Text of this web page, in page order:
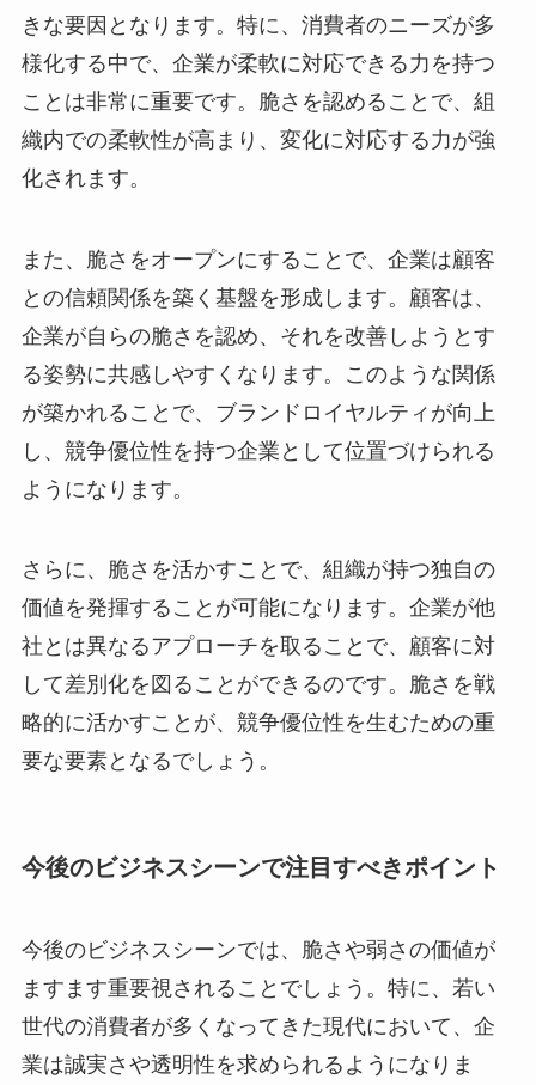
きな要因となります。特に、消費者のニーズが多
様化する中で、企業が柔軟に対応できる力を持つ
ことは非常に重要です。脆さを認めることで、組
織内での柔軟性が高まり、変化に対応する力が強
化されます。
また、脆さをオープンにすることで、企業は顧客
との信頼関係を築く基盤を形成します。顧客は、
企業が自らの脆さを認め、それを改善しようとす
る姿勢に共感しやすくなります。このような関係
が築かれることで、ブランドロイヤルティが向上
し、競争優位性を持つ企業として位置づけられる
ようになります。
さらに、脆さを活かすことで、組織が持つ独自の
価値を発揮することが可能になります。企業が他
社とは異なるアプローチを取ることで、顧客に対
して差別化を図ることができるのです。脆さを戦
略的に活かすことが、競争優位性を生むための重
要な要素となるでしょう。
今後のビジネスシーンで注目すべきポイント
今後のビジネスシーンでは、脆さや弱さの価値が
ますます重要視されることでしょう。特に、若い
世代の消費者が多くなってきた現代において、企
業は誠実さや透明性を求められるようになりま